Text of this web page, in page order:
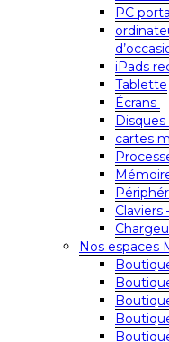
PC
iPads
Tablette
Écrans
Disques
cartes
Claviers
Nos espaces